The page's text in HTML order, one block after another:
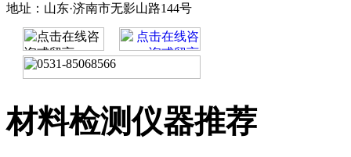
地址：山东·济南市无影山路144号
材料检测仪器推荐